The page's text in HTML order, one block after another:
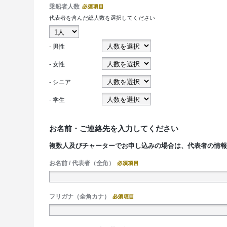
乗船者人数
代表者を含んだ総人数を選択してください
- 男性
- 女性
- シニア
- 学生
お名前・ご連絡先を入力してください
複数人及びチャーターでお申し込みの場合は、代表者の情
お名前 / 代表者（全角）
フリガナ（全角カナ）